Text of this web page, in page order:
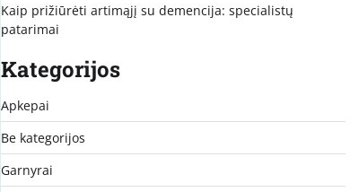
Kaip prižiūrėti artimąjį su demencija: specialistų
patarimai
Kategorijos
Apkepai
Be kategorijos
Garnyrai